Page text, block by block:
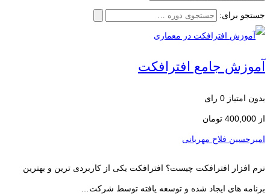
جستجو برای:
آموزش جامع افترافکت
بدون امتیاز 0 رای
از 400,000 تومان
امیرحسین فلاح مهربانی
نرم افزار افترافکت چیست؟ افترافکت یکی از کاربردی ترین و بهترین
برنامه های ایجاد شده و توسعه یافته توسط شرکت…